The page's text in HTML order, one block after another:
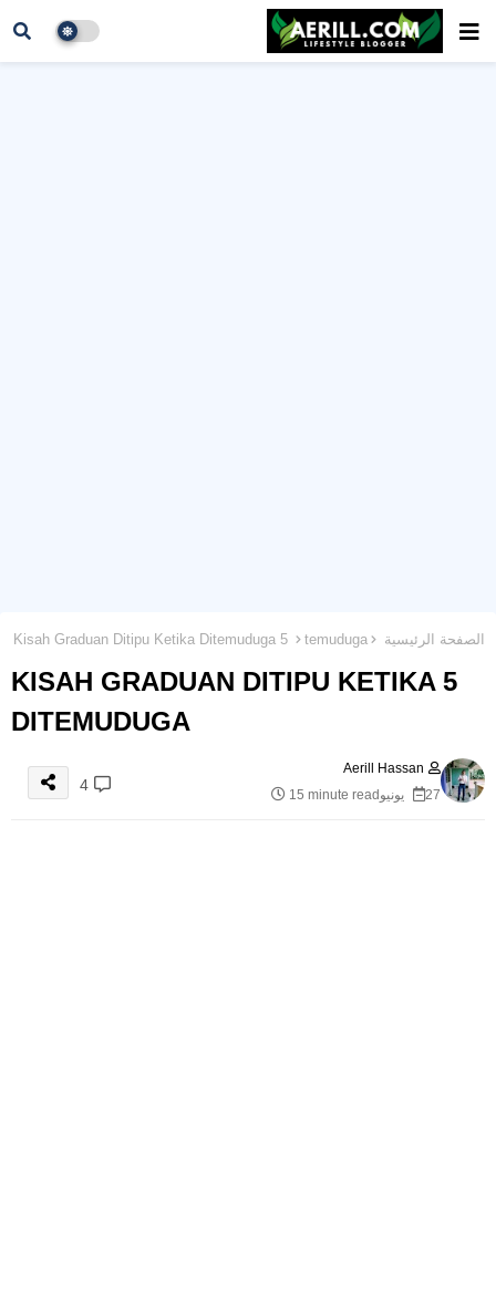
الصفحة الرئيسية temuduga
5 KISAH GRADUAN DITIPU KETIKA
DITEMUDUGA
Aerill Hassan
27 يونيو
15 minute read
4